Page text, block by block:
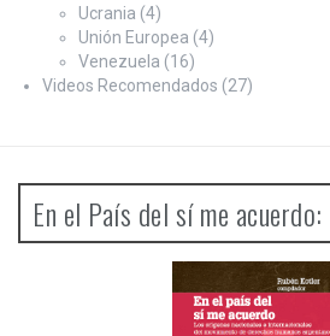
Ucrania (4)
Unión Europea (4)
Venezuela (16)
Videos Recomendados (27)
En el País del sí me